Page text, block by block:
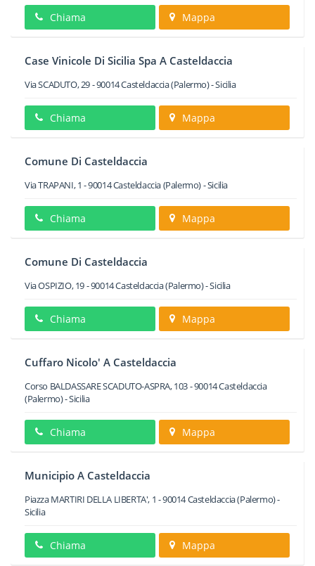
Chiama Mappa
Case Vinicole Di Sicilia Spa A Casteldaccia
Via SCADUTO, 29-90014Casteldaccia(Palermo) -Sicilia
Chiama Mappa
Comune Di Casteldaccia
Via TRAPANI, 1 -90014Casteldaccia(Palermo) -Sicilia
Chiama Mappa
Comune Di Casteldaccia
Via OSPIZIO, 19-90014Casteldaccia(Palermo) -Sicilia
Chiama Mappa
Cuffaro Nicolo' A Casteldaccia
Corso BALDASSARE SCADUTO-ASPRA, 103-90014Casteldaccia
(Palermo) -Sicilia
Chiama Mappa
Municipio A Casteldaccia
Piazza MARTIRI DELLA LIBERTA', 1 -90014Casteldaccia(Palermo) -
Sicilia
Chiama Mappa